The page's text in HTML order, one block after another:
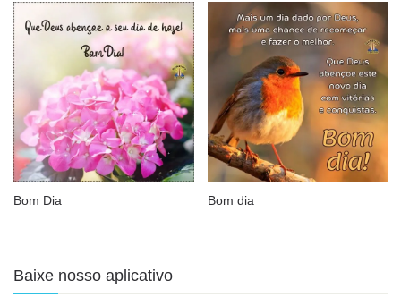
Bom Dia Bom dia
Baixe nosso aplicativo